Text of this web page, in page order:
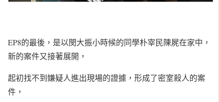
EP8的最後，是以閔大振小時候的同學朴宰民陳屍在家中，
新的案件又接著展開，
起初找不到嫌疑人進出現場的證據，形成了密室殺人的案
件，